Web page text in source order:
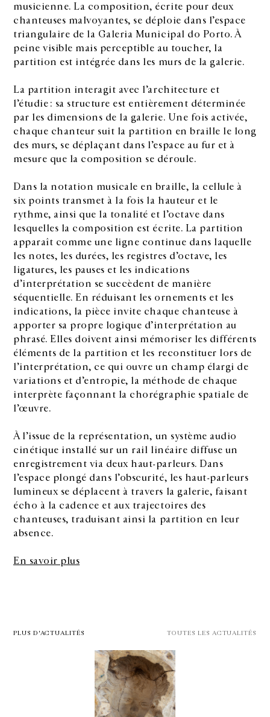
musicienne. La composition, écrite pour deux
chanteuses malvoyantes, se déploie dans l’espace
triangulaire de la Galeria Municipal do Porto. À
peine visible mais perceptible au toucher, la
partition est intégrée dans les murs de la galerie.
La partition interagit avec l’architecture et
l’étudie : sa structure est entièrement déterminée
par les dimensions de la galerie. Une fois activée,
chaque chanteur suit la partition en braille le long
des murs, se déplaçant dans l’espace au fur et à
mesure que la composition se déroule.
Dans la notation musicale en braille, la cellule à
six points transmet à la fois la hauteur et le
rythme, ainsi que la tonalité et l’octave dans
lesquelles la composition est écrite. La partition
apparaît comme une ligne continue dans laquelle
les notes, les durées, les registres d’octave, les
ligatures, les pauses et les indications
d’interprétation se succèdent de manière
séquentielle. En réduisant les ornements et les
indications, la pièce invite chaque chanteuse à
apporter sa propre logique d’interprétation au
phrasé. Elles doivent ainsi mémoriser les différents
éléments de la partition et les reconstituer lors de
l’interprétation, ce qui ouvre un champ élargi de
variations et d’entropie, la méthode de chaque
interprète façonnant la chorégraphie spatiale de
l’œuvre.
À l’issue de la représentation, un système audio
cinétique installé sur un rail linéaire diffuse un
enregistrement via deux haut-parleurs. Dans
l’espace plongé dans l’obscurité, les haut-parleurs
lumineux se déplacent à travers la galerie, faisant
écho à la cadence et aux trajectoires des
chanteuses, traduisant ainsi la partition en leur
absence.
En savoir plus
PLUS D'ACTUALITÉS TOUTES LES ACTUALITÉS
GALERIE CHANTAL CROUSEL
10 RUE CHARLOT, 75003 PARIS